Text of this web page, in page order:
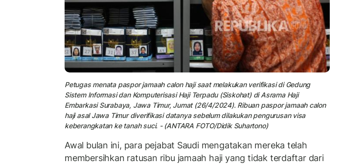
Petugas menata paspor jamaah calon haji saat melakukan verifikasi di Gedung
Sistem Informasi dan Komputerisasi Haji Terpadu (Siskohat) di Asrama Haji
Embarkasi Surabaya, Jawa Timur, Jumat (26/4/2024). Ribuan paspor jamaah calon
haji asal Jawa Timur diverifikasi datanya sebelum dilakukan pengurusan visa
keberangkatan ke tanah suci. - (ANTARA FOTO/Didik Suhartono)
Awal bulan ini, para pejabat Saudi mengatakan mereka telah
membersihkan ratusan ribu jamaah haji yang tidak terdaftar dari